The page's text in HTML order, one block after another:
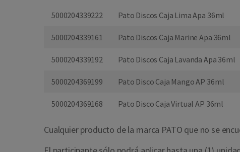
5000204339222 Pato Discos Caja Lima Apa 36ml
5000204339161 Pato Discos Caja Marine Apa 36ml
5000204339192 Pato Discos Caja Lavanda Apa 36ml
5000204369199 Pato Disco Caja Mango AP 36ml
5000204369168 Pato Disco Caja Virtual AP 36ml
Cualquier producto de la marca PATO que no se